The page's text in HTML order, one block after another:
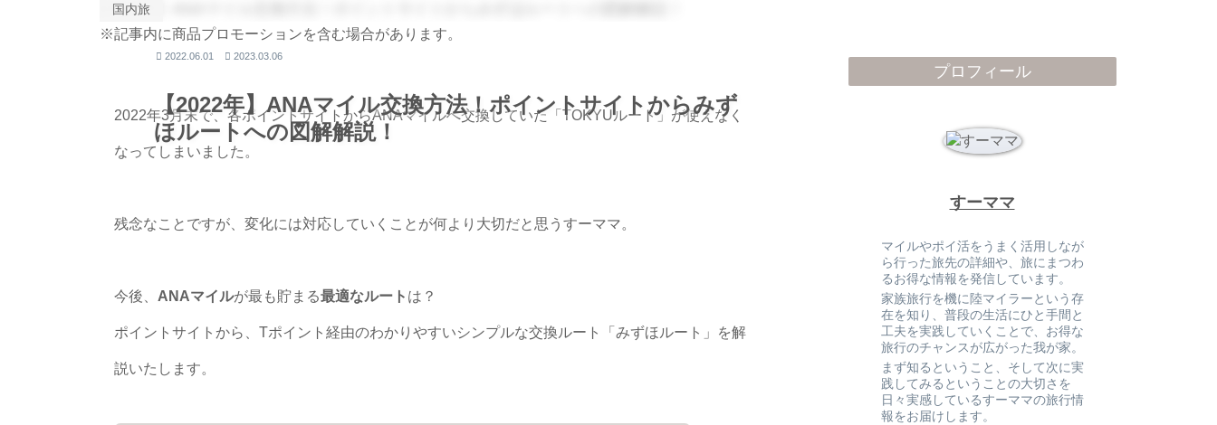
【2022年】ANAマイル交換方法！ポイントサイトからみず
ほルートへの図解解説！
国内旅
2022.06.01 2023.03.06
※記事内に商品プロモーションを含む場合があります。
2022年3月末で、各ポイントサイトからANAマイルへ交換していた「TOKYUルート」が使えなく
なってしまいました。
残念なことですが、変化には対応していくことが何より大切だと思うすーママ。
今後、 ANAマイルが最も貯まる最適なルート は？
ポイントサイトから、Tポイント経由のわかりやすいシンプルな交換ルート「みずほルート」を解
説いたします。
プロフィール
すーママ
マイルやポイ活をうまく活用しなが
ら行った旅先の詳細や、旅にまつわ
るお得な情報を発信しています。
家族旅行を機に陸マイラーという存
在を知り、普段の生活にひと手間と
工夫を実践していくことで、お得な
旅行のチャンスが広がった我が家。
まず知るということ、そして次に実
践してみるということの大切さを
日々実感しているすーママの旅行情
報をお届けします。